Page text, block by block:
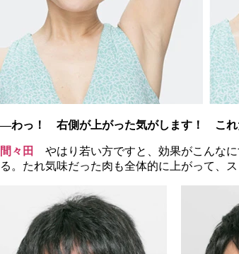
―わっ！ 右側が上がった気がします！ これ
間々田
やはり若い方ですと、効果がこんな
る。たれ気味だった肉も全体的に上がって、